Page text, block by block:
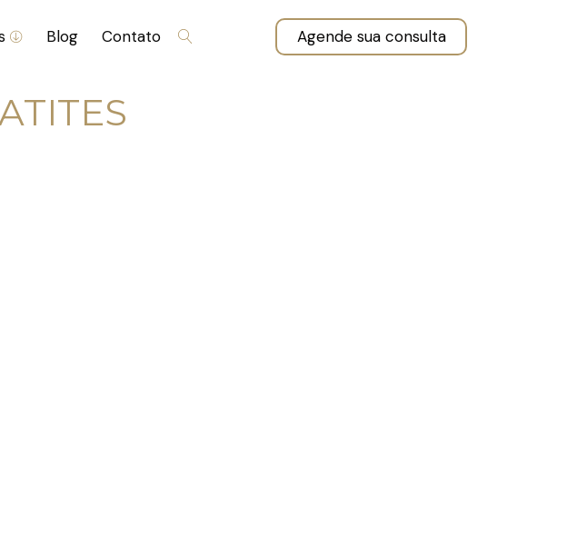
Blog Contato Agende sua consulta